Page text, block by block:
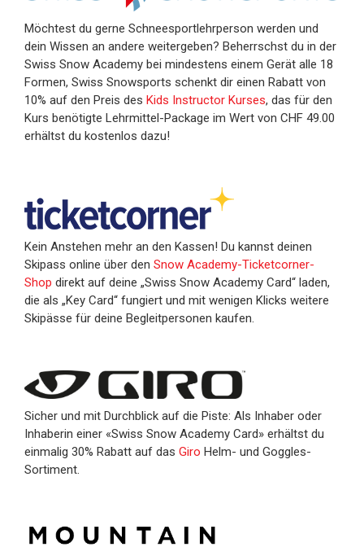
Möchtest du gerne Schneesportlehrperson werden und
dein Wissen an andere weitergeben? Beherrschst du in der
Swiss Snow Academy bei mindestens einem Gerät alle 18
Formen, Swiss Snowsports schenkt dir einen Rabatt von
10% auf den Preis des Kids Instructor Kurses, das für den
Kurs benötigte Lehrmittel-Package im Wert von CHF 49.00
erhältst du kostenlos dazu!
Kein Anstehen mehr an den Kassen! Du kannst deinen
Skipass online über den Snow Academy-Ticketcorner-
Shop direkt auf deine „Swiss Snow Academy Card“ laden,
die als „Key Card“ fungiert und mit wenigen Klicks weitere
Skipässe für deine Begleitpersonen kaufen.
Sicher und mit Durchblick auf die Piste: Als Inhaber oder
Inhaberin einer «Swiss Snow Academy Card» erhältst du
einmalig 30% Rabatt auf das Giro Helm- und Goggles-
Sortiment.